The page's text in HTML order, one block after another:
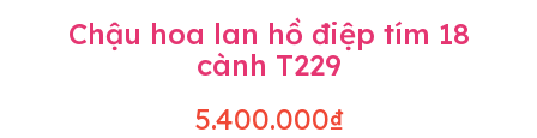
Chậu hoa lan hồ điệp tím 18
cành T229
5.400.000₫